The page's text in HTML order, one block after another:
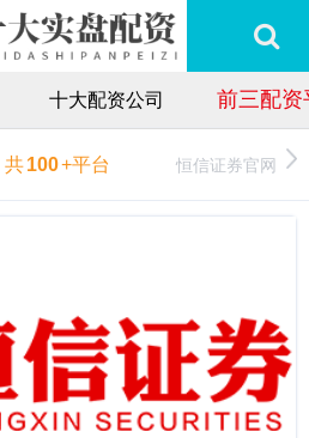
十大配资公司 前三配资
共100+平台 恒信证券官网